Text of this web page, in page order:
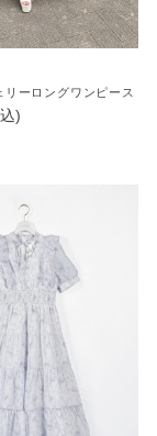
リーロングワンピース
)